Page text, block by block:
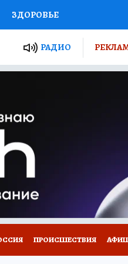
ЗДОРОВЬЕ
РОССИИ
ПУТЕВОДИТЕЛЬ
ПОТРЕБИТЕЛЯ
РАДИО
ПРОИСШЕСТВИЯ